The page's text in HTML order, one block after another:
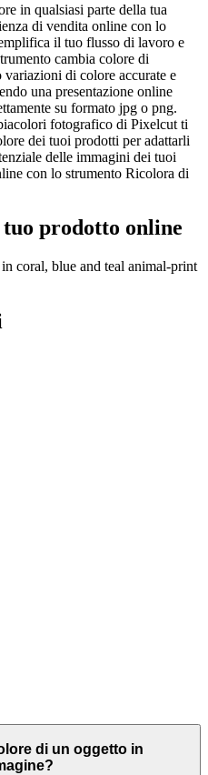
in qualsiasi parte della tua
di vendita online con lo
il tuo flusso di lavoro e
cambia colore di
variazioni di colore accurate e
una presentazione online
su formato jpg o png.
fotografico di Pixelcut ti
dei tuoi prodotti per adattarli
delle immagini dei tuoi
con lo strumento Ricolora di
prodotto online
di un oggetto in